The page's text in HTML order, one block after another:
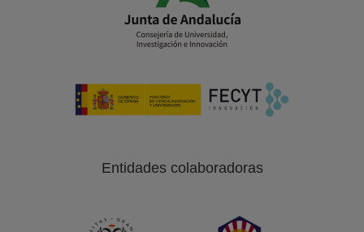
Entidades colaboradoras